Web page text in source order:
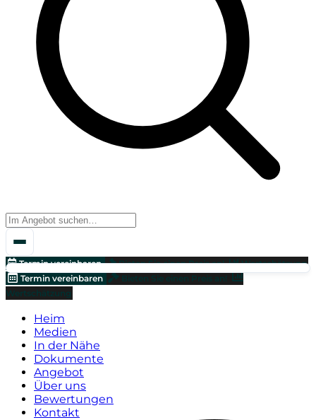
Termin vereinbaren Bieten Sie einen Preis an!
Wertschätzung
Termin vereinbaren
Bieten Sie einen Preis an!
Wertschätzung
Heim
Medien
In der Nähe
Dokumente
Angebot
Über uns
Bewertungen
Kontakt